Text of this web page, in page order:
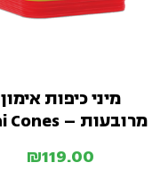
מיני כיפות אימון
מרובעות – Mini Cones
₪119.00